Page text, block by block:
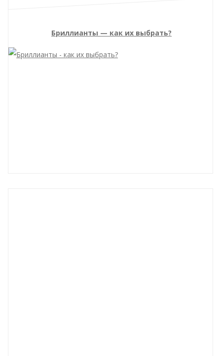
Бриллианты — как их выбрать?